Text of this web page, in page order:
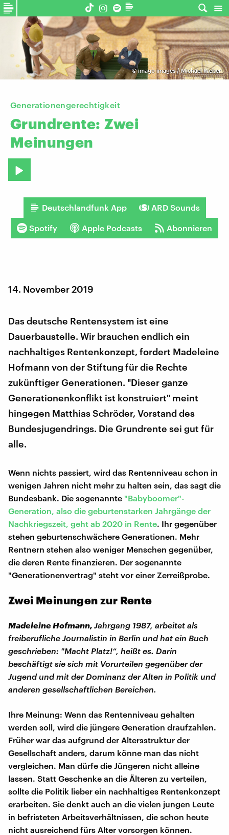
©imago images / Michael Weber
Generationengerechtigkeit
Grundrente: Zwei
Meinungen
Deutschlandfunk App ARD Sounds
Spotify Apple Podcasts Abonnieren
14. November 2019
Das deutsche Rentensystem ist eine
Dauerbaustelle. Wir brauchen endlich ein
nachhaltiges Rentenkonzept, fordert Madeleine
Hofmann von der Stiftung für die Rechte
zukünftiger Generationen. "Dieser ganze
Generationenkonflikt ist konstruiert" meint
hingegen Matthias Schröder, Vorstand des
Bundesjugendrings. Die Grundrente sei gut für
alle.
Wenn nichts passiert, wird das Rentenniveau schon in
wenigen Jahren nicht mehr zu halten sein, das sagt die
Bundesbank. Die sogenannte "Babyboomer"-
Generation, also die geburtenstarken Jahrgänge der
Nachkriegszeit, geht ab 2020 in Rente. Ihr gegenüber
stehen geburtenschwächere Generationen. Mehr
Rentnern stehen also weniger Menschen gegenüber,
die deren Rente finanzieren. Der sogenannte
"Generationenvertrag" steht vor einer Zerreißprobe.
Zwei Meinungen zur Rente
Madeleine Hofmann, Jahrgang 1987, arbeitet als
freiberufliche Journalistin in Berlin und hat ein Buch
geschrieben: "Macht Platz!“, heißt es. Darin
beschäftigt sie sich mit Vorurteilen gegenüber der
Jugend und mit der Dominanz der Alten in Politik und
anderen gesellschaftlichen Bereichen.
Ihre Meinung: Wenn das Rentenniveau gehalten
werden soll, wird die jüngere Generation draufzahlen.
Früher war das aufgrund der Altersstruktur der
Gesellschaft anders, darum könne man das nicht
vergleichen. Man dürfe die Jüngeren nicht alleine
lassen. Statt Geschenke an die Älteren zu verteilen,
sollte die Politik lieber ein nachhaltiges Rentenkonzept
erarbeiten. Sie denkt auch an die vielen jungen Leute
in befristeten Arbeitsverhältnissen, die schon heute
nicht ausreichend fürs Alter vorsorgen können.